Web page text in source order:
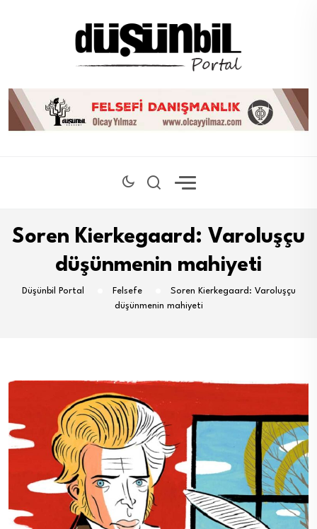
Soren Kierkegaard: Varoluşçu
düşünmenin mahiyeti
Düşünbil Portal Felsefe
Soren Kierkegaard: Varoluşçu
düşünmenin mahiyeti